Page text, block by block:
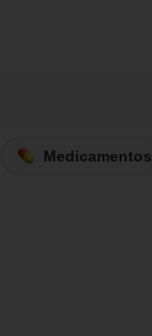
Medicamentos